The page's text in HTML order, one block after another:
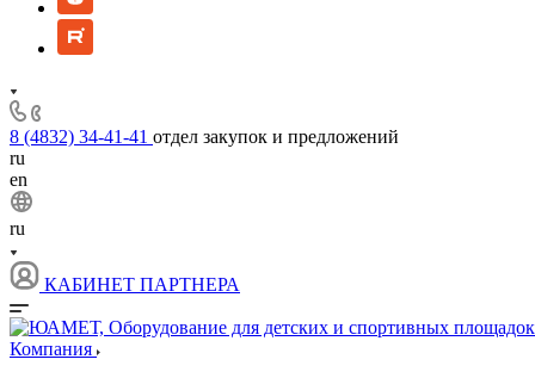
8 (4832) 34-41-41 отдел закупок и предложений
ru
en
ru
КАБИНЕТ ПАРТНЕРА
Компания